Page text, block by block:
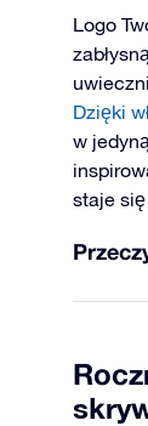
Logo
Dzięki
w
staje